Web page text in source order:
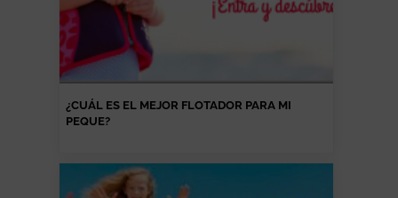
¿CUÁL ES EL MEJOR FLOTADOR PARA MI
PEQUE?